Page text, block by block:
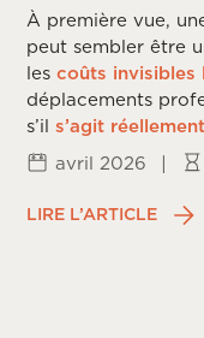
À première vue,
peut sembler être
lescoûts invisibles
déplacements
s’il s’agit
investissement .
avril 2026 |
LIRE L’ARTICLE